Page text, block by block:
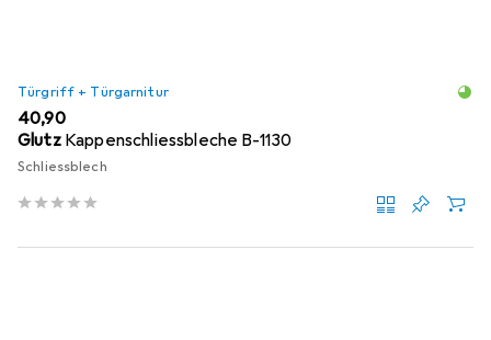
Türgriff + Türgarnitur
EUR
40,90
Glutz Kappenschliessbleche B-1130
Schliessblech